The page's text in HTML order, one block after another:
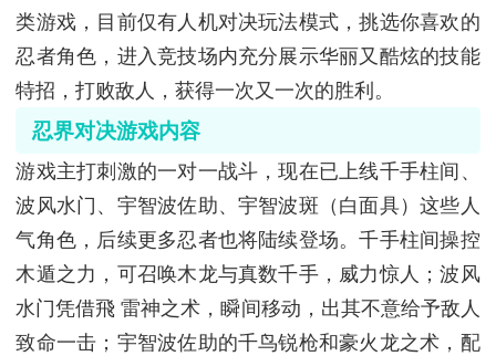
类游戏，目前仅有人机对决玩法模式，挑选你喜欢的
忍者角色，进入竞技场内充分展示华丽又酷炫的技能
特招，打败敌人，获得一次又一次的胜利。
忍界对决游戏内容
游戏主打刺激的一对一战斗，现在已上线千手柱间、
波风水门、宇智波佐助、宇智波斑（白面具）这些人
气角色，后续更多忍者也将陆续登场。千手柱间操控
木遁之力，可召唤木龙与真数千手，威力惊人；波风
水门凭借飛 雷神之术，瞬间移动，出其不意给予敌人
致命一击；宇智波佐助的千鸟锐枪和豪火龙之术，配